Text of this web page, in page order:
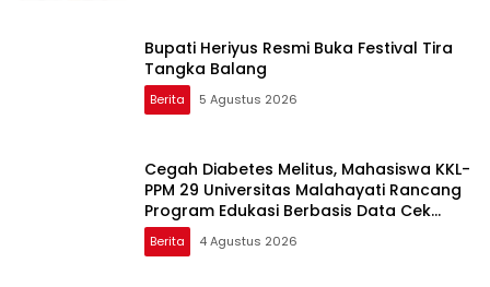
Bupati Heriyus Resmi Buka Festival Tira
Tangka Balang
Berita 5 Agustus 2026
Cegah Diabetes Melitus, Mahasiswa KKL-
PPM 29 Universitas Malahayati Rancang
Program Edukasi Berbasis Data Cek
Kesehatan Gratis di RW 06 Kelurahan
Banjarsari
Berita 4 Agustus 2026